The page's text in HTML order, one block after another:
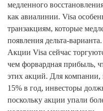
медленного
как авиалинии. Visa
транзакциям, которые
появления дельта-
Акции Visa сейчас
чем форвардная прибыль,
этих акций. Для компании,
15% в год, инвесторы
поскольку акции упали